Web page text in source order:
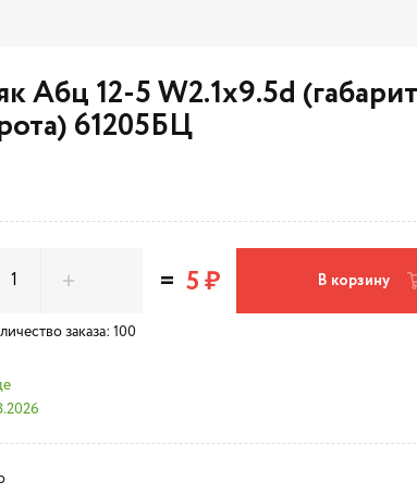
Абц 12-5 W2.1x9.5d
61205БЦ
заказа: 100
= 5 ₽ В корзину